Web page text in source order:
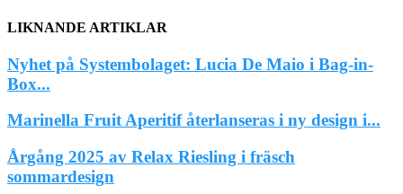
LIKNANDE ARTIKLAR
Nyhet på Systembolaget: Lucia De Maio i Bag-in-
Box...
Marinella Fruit Aperitif återlanseras i ny design i...
Årgång 2025 av Relax Riesling i fräsch
sommardesign